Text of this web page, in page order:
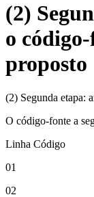
(2)
o
proposto
(2) Segunda etapa:
O código-fonte a
Linha Código
01
02